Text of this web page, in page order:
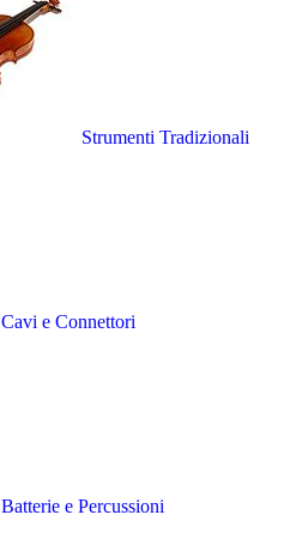
Strumenti Tradizionali
Cavi e Connettori
Batterie e Percussioni